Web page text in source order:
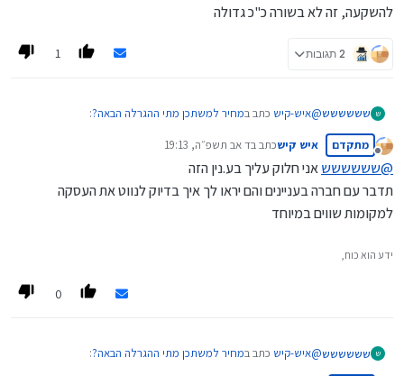
להשקעה, זה לא בשורה כ"כ גדולה
2 תגובות 1
ש שששששש@איש-קיש כתב במחיר למשתכן מתי ההגרלה הבאה?:
@משכנתאות-בקצב-שלך
וזו אמורה להיות ההגרלה האחרונה ה"שווה" אחר כך יחולו
הרבה הגבלות שיורידו את הכדאיות של ההגרלות מאד
גם ה"שוות" האלה לא שווה הרבה כל עוד זה לא בערים החרדיות אלא
מנותק
מתקדם איש קישכתב בד אב תשפ״ה, 19:13
נערך לאחרונה על ידי
@ששששששאני חלוק עליך בע.נין הזה
תדבר עם חברה בעניינים והם יראו לך איך בדיוק לנווט את העסקה
למקומות שווים במיוחד
ידע הוא כוח,
0
ש שששששש@איש-קיש כתב במחיר למשתכן מתי ההגרלה הבאה?: